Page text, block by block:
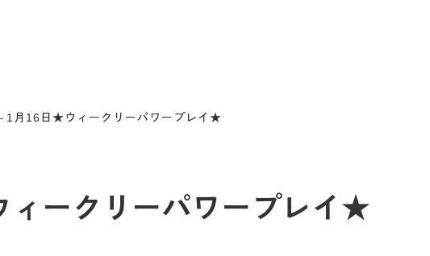
1月16日★ウィークリーパワープレイ★
ークリーパワープレイ★